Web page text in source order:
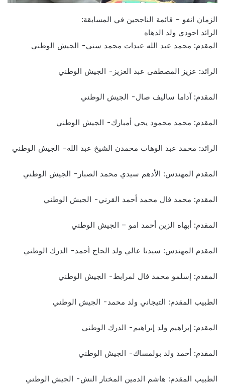
الزمان انفو – قائمة الناجحين في المسابقة:
الرائد احودي ولد الدهاه
المقدم: محمد عبد الله عبدات محمد سني- الجيش الوطني
الرائد: عزيز المصطفى عبد العزيز- الجيش الوطني
المقدم: آداما ساليف صال- الجيش الوطني
المقدم: محمد محمود يحي أمبارك- الجيش الوطني
الرائد: محمد عبد الوهاب محمدن الشيخ عبد الله- الجيش الوطني
المقدم المهندس: الأدهم سيدي محمد الصبار- الجيش الوطني
المقدم: محمد فال محمد أحمد القرني- الجيش الوطني
المقدم: أبهاه الزين أحمد امو – الجيش الوطني
المقدم المهندس: سيدنا عالي ولد الحاج أحمد- الدرك الوطني
المقدم: إسلمو محمد فال لمرابط- الجيش الوطني
الطبيب المقدم: التيجاني ولد محمد- الجيش الوطني
المقدم: إبراهيم ولد إبراهيم- الدرك الوطني
المقدم: أحمد ولد بولمساك- الجيش الوطني
الطبيب المقدم: هاشم الدمين المختار النش- الجيش الوطني